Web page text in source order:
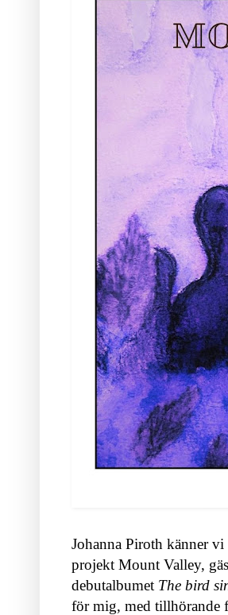
Johanna Piroth känner
projekt Mount Valley,
debutalbumet The bird
för mig, med tillhörande